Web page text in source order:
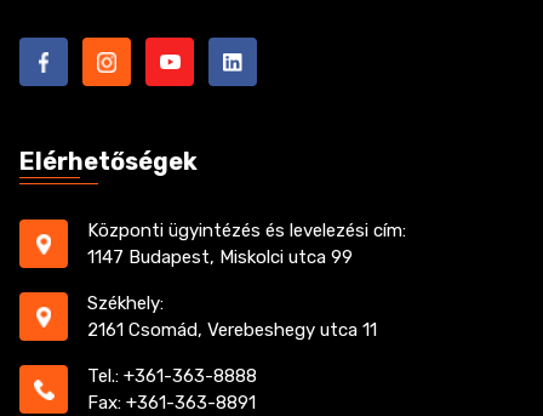
Elérhetőségek
Központi ügyintézés és levelezési cím:
1147 Budapest, Miskolci utca 99
Székhely:
2161 Csomád, Verebeshegy utca 11
Tel.: +361-363-8888
Fax: +361-363-8891